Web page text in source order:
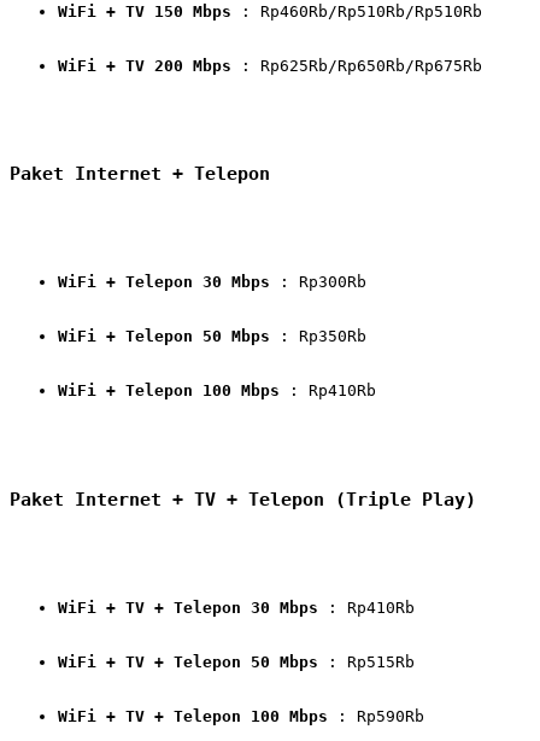
WiFi + TV 150 Mbps : Rp460Rb/Rp510Rb/Rp510Rb
WiFi + TV 200 Mbps : Rp625Rb/Rp650Rb/Rp675Rb
Paket Internet + Telepon
WiFi + Telepon 30 Mbps : Rp300Rb
WiFi + Telepon 50 Mbps : Rp350Rb
WiFi + Telepon 100 Mbps : Rp410Rb
Paket Internet + TV + Telepon (Triple Play)
WiFi + TV + Telepon 30 Mbps : Rp410Rb
WiFi + TV + Telepon 50 Mbps : Rp515Rb
WiFi + TV + Telepon 100 Mbps : Rp590Rb